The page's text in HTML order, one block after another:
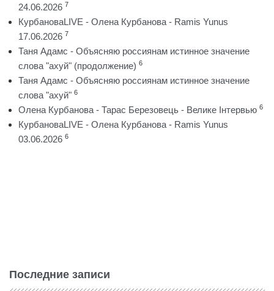
24.06.2026 7
КурбановаLIVE - Олена Курбанова - Ramis Yunus
17.06.2026 7
Таня Адамс - Объясняю россиянам истинное значение
слова "ахуй" (продолжение) 6
Таня Адамс - Объясняю россиянам истинное значение
слова "ахуй" 6
Олена Курбанова - Тарас Березовець - Велике Інтервью 6
КурбановаLIVE - Олена Курбанова - Ramis Yunus
03.06.2026 6
Последние записи